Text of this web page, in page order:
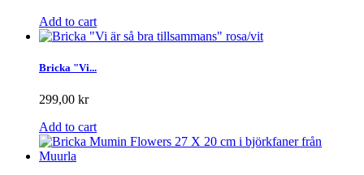
Add to cart
Bricka "Vi...
299,00 kr
Add to cart